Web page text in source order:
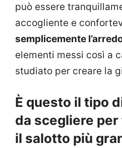
può essere
accogliente e
semplicemente
elementi messi così a
studiato per creare la
È questo il tipo
da scegliere
il salotto più